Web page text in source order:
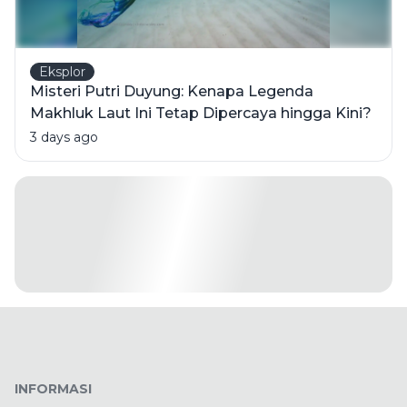
Eksplor
Misteri Putri Duyung: Kenapa Legenda
Makhluk Laut Ini Tetap Dipercaya hingga Kini?
3 days ago
INFORMASI